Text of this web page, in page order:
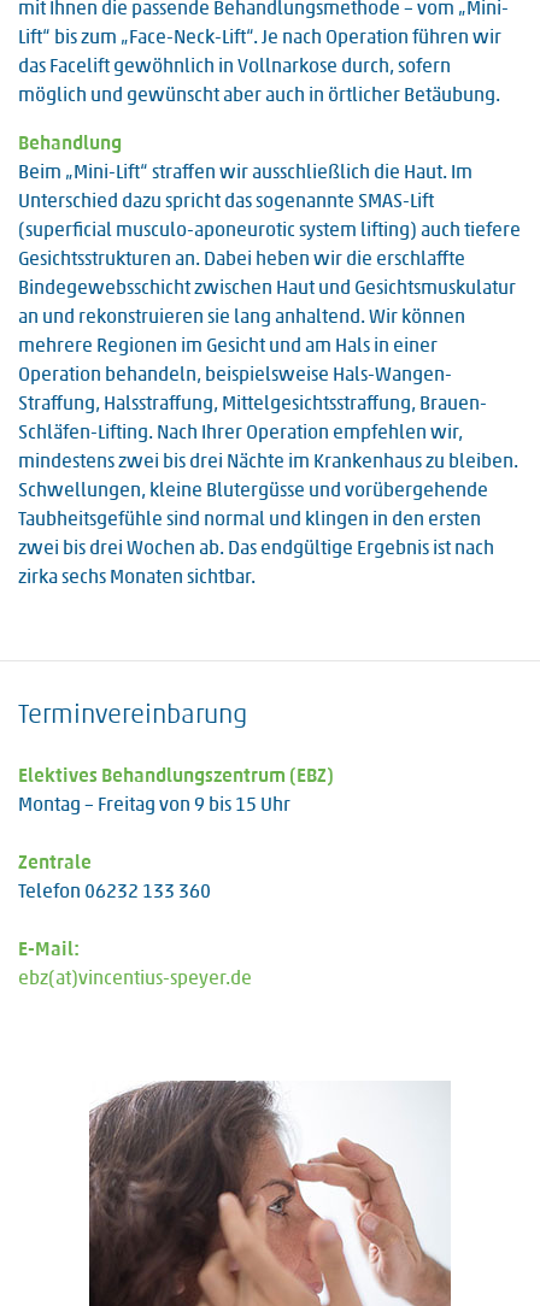
mit Ihnen die passende Behandlungsmethode – vom „Mini-
Lift“ bis zum „Face-Neck-Lift“. Je nach Operation führen wir
das Facelift gewöhnlich in Vollnarkose durch, sofern
möglich und gewünscht aber auch in örtlicher Betäubung.
Behandlung
Beim „Mini-Lift“ straffen wir ausschließlich die Haut. Im
Unterschied dazu spricht das sogenannte SMAS-Lift
(superficial musculo-aponeurotic system lifting) auch tiefere
Gesichtsstrukturen an. Dabei heben wir die erschlaffte
Bindegewebsschicht zwischen Haut und Gesichtsmuskulatur
an und rekonstruieren sie lang anhaltend. Wir können
mehrere Regionen im Gesicht und am Hals in einer
Operation behandeln, beispielsweise Hals-Wangen-
Straffung, Halsstraffung, Mittelgesichtsstraffung, Brauen-
Schläfen-Lifting. Nach Ihrer Operation empfehlen wir,
mindestens zwei bis drei Nächte im Krankenhaus zu bleiben.
Schwellungen, kleine Blutergüsse und vorübergehende
Taubheitsgefühle sind normal und klingen in den ersten
zwei bis drei Wochen ab. Das endgültige Ergebnis ist nach
zirka sechs Monaten sichtbar.
Terminvereinbarung
Elektives Behandlungszentrum (EBZ)
Montag – Freitag von 9 bis 15 Uhr
Zentrale
Telefon 06232 133 360
E-Mail:
ebz(at)vincentius-speyer.de